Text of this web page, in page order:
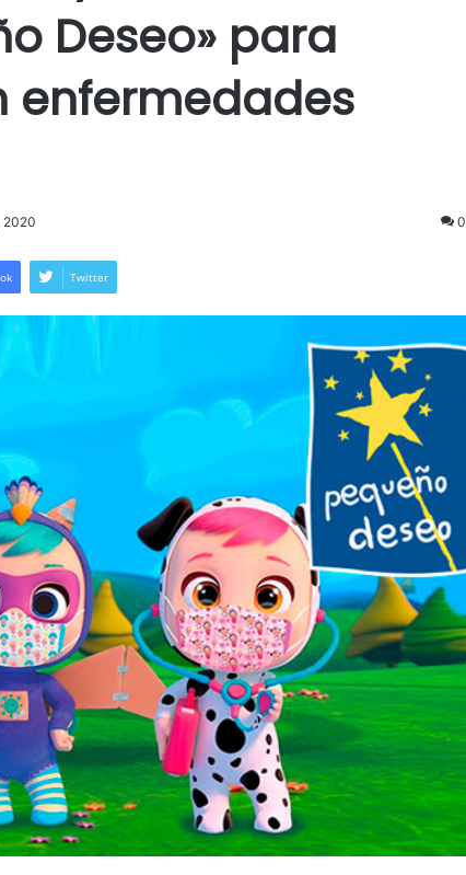
Deseo» para
enfermedades
2020 0
Twitter